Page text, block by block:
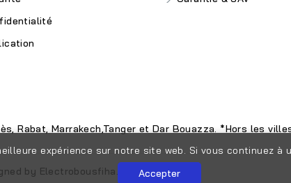
expérience sur notre site web. Si vous continuez
Accepter
Rabat, Marrakech,Tanger et Dar Bouazza. *Hors les
by Electrobousfiha.com